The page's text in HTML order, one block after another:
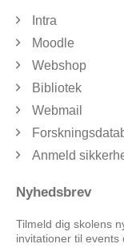
Intra
Moodle
Webshop
Bibliotek
Webmail
Anmeld
Nyhedsbrev
Tilmeld dig skolens
invitationer til events